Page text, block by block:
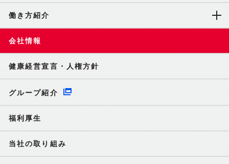
働き方紹介
会社情報
健康経営宣言・人権方針
グループ紹介
福利厚生
当社の取り組み